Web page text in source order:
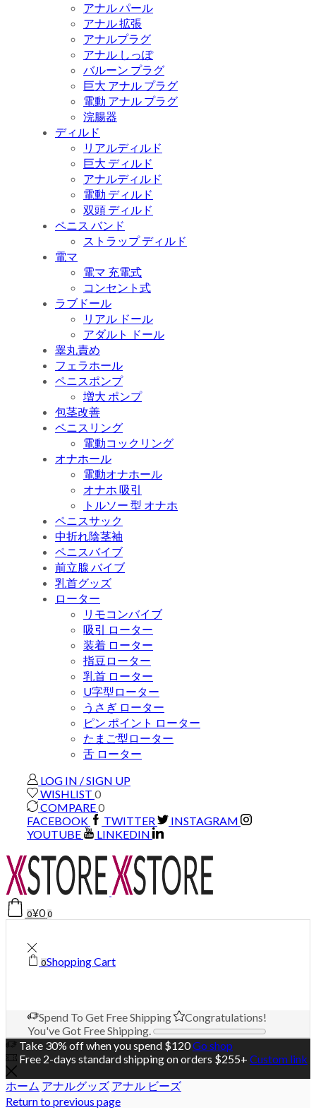
アナル パール
アナル 拡張
アナルプラグ
アナル しっぽ
バルーン プラグ
巨大 アナル プラグ
電動 アナル プラグ
浣腸器
ディルド
リアルディルド
巨大 ディルド
アナルディルド
電動 ディルド
双頭 ディルド
ペニス バンド
ストラップ ディルド
電マ
電マ 充電式
コンセント式
ラブドール
リアル ドール
アダルト ドール
睾丸責め
フェラホール
ペニスポンプ
増大 ポンプ
包茎改善
ペニスリング
電動コックリング
オナホール
電動オナホール
オナホ 吸引
トルソー 型 オナホ
ペニスサック
中折れ陰茎袖
ペニスバイブ
前立腺 バイブ
乳首グッズ
ローター
リモコンバイブ
吸引 ローター
装着 ローター
指豆ローター
乳首 ローター
U字型ローター
うさぎ ローター
ピン ポイント ローター
たまご型ローター
舌 ローター
LOG IN / SIGN UP
WISHLIST 0
COMPARE0
FACEBOOK
TWITTER
INSTAGRAM
YOUTUBE
LINKEDIN
0¥0 0
0Shopping Cart
Spend To Get Free Shipping
Congratulations!
You've Got Free Shipping.
Take 30% off when you spend $120Go shop
Free 2-days standard shipping on orders $255+ Custom link
ホーム アナルグッズ アナル ビーズ
Return to previous page